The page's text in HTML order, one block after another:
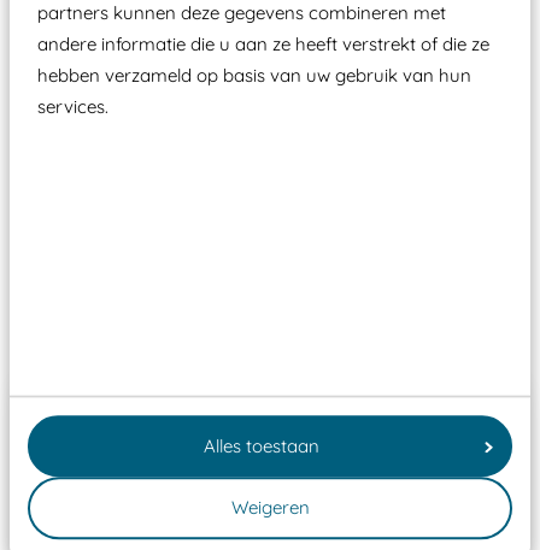
partners kunnen deze gegevens combineren met
andere informatie die u aan ze heeft verstrekt of die ze
hebben verzameld op basis van uw gebruik van hun
services.
Alles toestaan
Weigeren
Elk speeltoestel in de openbare ruimte voorzien
moet zijn van een typekeuring, -plaatje en
certificering, uitgegeven door een Nederlands